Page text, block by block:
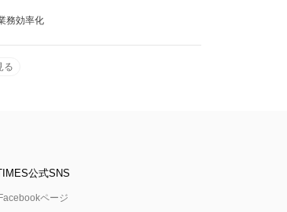
務効率化
る
公式SNS
ページ